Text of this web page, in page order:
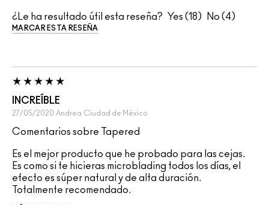
¿Le ha resultado útil esta reseña? 18 4
MARCAR ESTA RESEÑA
INCREÍBLE
27/05/2020 Andrea Ciudad de México
Comentarios sobre Tapered
Es el mejor producto que he probado para las cejas.
Es como si te hicieras microblading todos los días, el
efecto es súper natural y de alta duración.
Totalmente recomendado.